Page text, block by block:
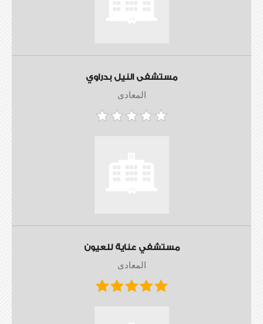
مستشفى النيل بدراوي
المعادى
مستشفي عناية للعيون
المعادى